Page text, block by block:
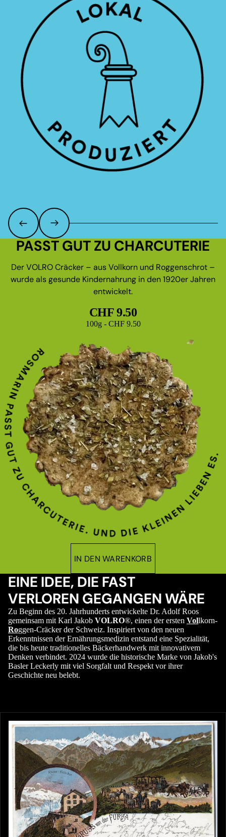
PASST GUT ZU CHARCUTERIE
Der VOLRO Cräcker – aus Vollkorn und Roggenschrot –
wurde als gesunde Kindernahrung in den 1920er Jahren
entwickelt.
CHF 9.50
Grundpreis
100g - CHF 9.50
IN DEN WARENKORB
EINE IDEE, DIE FAST
VERLOREN GEGANGEN WÄRE
Zu Beginn des 20. Jahrhunderts entwickelte Dr. Adolf Roos
gemeinsam mit Karl Jakob VOLRO®, einen der ersten Vollkorn-
Roggen-Cräcker der Schweiz. Inspiriert von den neuen
Erkenntnissen der Ernährungsmedizin entstand eine Spezialität,
die bis heute traditionelles Bäckerhandwerk mit innovativem
Denken verbindet. 2024 wurde die historische Marke von Jakob's
Basler Leckerly mit viel Sorgfalt und Respekt vor ihrer
Geschichte neu belebt.